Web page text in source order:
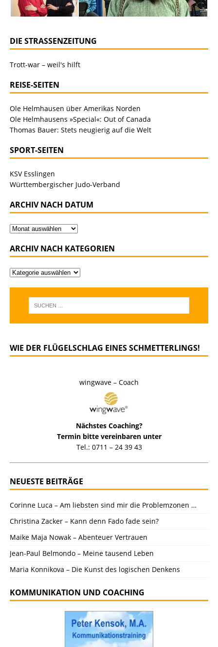
DIE STRASSENZEITUNG
Trott-war – weil's hilft
REISE-SEITEN
Ole Helmhausen über Amerikas Norden
Ole Helmhausens »Special«: Out of Canada
Thomas Bauer: Stets neugierig auf die Welt
SPORT-SEITEN
KSV Esslingen
Württembergischer Judo-Verband
ARCHIV NACH DATUM
ARCHIV NACH KATEGORIEN
WIE DER FLÜGELSCHLAG EINES SCHMETTERLINGS!
wingwave – Coach
Nächstes Coaching?
Termin bitte vereinbaren unter
Tel.: 0711 – 24 39 43
NEUESTE BEITRÄGE
Corinne Luca – Am liebsten sind mir die Problemzonen …
Christina Zacker – Kann denn Fado fade sein?
Maike Maja Nowak – Abenteuer Vertrauen
Jean-Paul Belmondo – Meine tausend Leben
Maria Konnikova – Die Kunst des logischen Denkens
KOMMUNIKATION UND COACHING